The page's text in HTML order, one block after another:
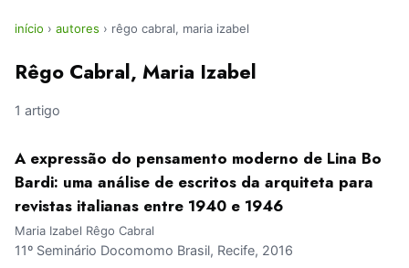
início › autores › rêgo cabral, maria izabel
Rêgo Cabral, Maria Izabel
1 artigo
A expressão do pensamento moderno de Lina Bo
Bardi: uma análise de escritos da arquiteta para
revistas italianas entre 1940 e 1946
Maria Izabel Rêgo Cabral
11º Seminário Docomomo Brasil, Recife, 2016